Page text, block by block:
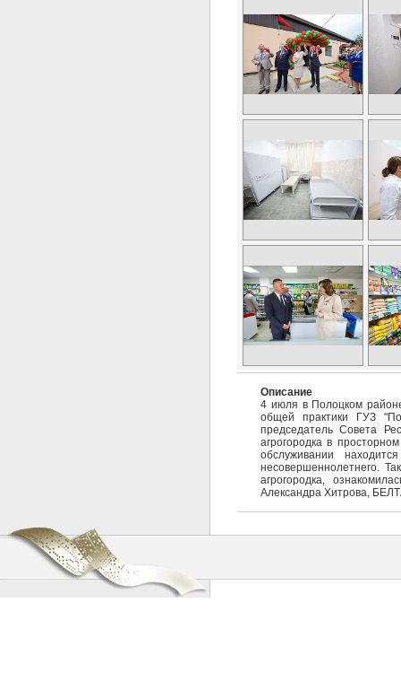
Описание
4 июля в Полоцком
общей практики ГУЗ
председатель Совета
агрогородка в
обслуживании
несовершеннолетнего.
агрогородка,
Александра Хитрова,